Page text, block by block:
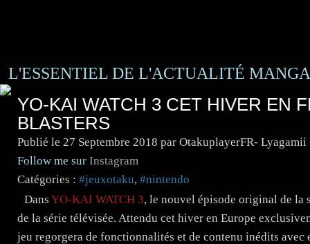
L'ESSENTIEL DE L'ACTUALITÉ
YO-KAI WATCH 3 CET HIVER EN
BLASTERS
Publié le 27 Septembre 2018 par OtakuplayerFR- Lyagamii
Follow me sur Instagram
Catégories : #jeuxotaku, #nintendo
Dans YO-KAI WATCH 3, le nouvel épisode original de la
de la série télévisée. Attendu cet hiver en Europe
jeu regorgera de fonctionnalités et de contenu inédits